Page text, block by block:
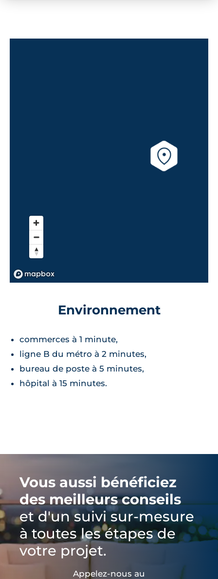
Environnement
commerces à 1 minute,
ligne B du métro à 2 minutes,
bureau de poste à 5 minutes,
hôpital à 15 minutes.
Vous aussi bénéficiez
des meilleurs conseils
et d'un suivi sur-mesure
à toutes les étapes de
votre projet.
Appelez-nous au